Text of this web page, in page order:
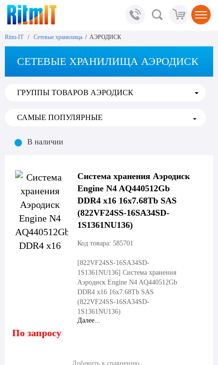
Ritm-IT/ Сетевые хранилища / АЭРОДИСК
СЕТЕВЫЕ ХРАНИЛИЩА АЭРОДИСК
ГРУППЫ ТОВАРОВ АЭРОДИСК
В наличии
Система хранения Аэродиск
Engine N4 AQ440512Gb
DDR4 x16 16x7.68Tb SAS
(822VF24SS-16SA34SD-
1S1361NU136)
Код товара: 585701
[822VF24SS-16SA34SD-
1S1361NU136] Система хранения
Аэродиск Engine N4 AQ440512Gb
DDR4 x16 16x7.68Tb SAS
(822VF24SS-16SA34SD-
1S1361NU136)
Далее...
По запросу
Добавить к сравнению